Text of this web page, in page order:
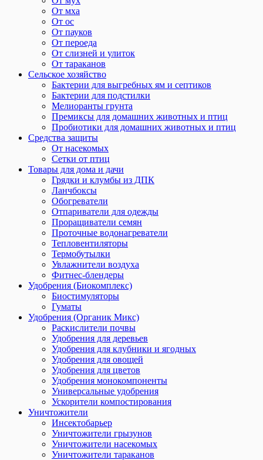
От мха
От ос
От пауков
От пероеда
От слизней и улиток
От тараканов
Сельское хозяйство
Бактерии для выгребных ям и септиков
Бактерии для подстилки
Мелиоранты грунта
Премиксы для домашних животных и птиц
Пробиотики для домашних животных и птиц
Средства защиты
От насекомых
Сетки от птиц
Товары для дома и дачи
Грядки и клумбы из ДПК
Ланчбоксы
Обогреватели
Отпариватели для одежды
Проращиватели семян
Проточные водонагреватели
Тепловентиляторы
Термобутылки
Увлажнители воздуха
Фитнес-блендеры
Удобрения (Биокомплекс)
Биостимуляторы
Гуматы
Удобрения (Органик Микс)
Раскислители почвы
Удобрения для деревьев
Удобрения для клубники и ягодных
Удобрения для овощей
Удобрения для цветов
Удобрения монокомпоненты
Универсальные удобрения
Ускорители компостирования
Уничтожители
Инсектобарьер
Уничтожители грызунов
Уничтожители насекомых
Уничтожители тараканов